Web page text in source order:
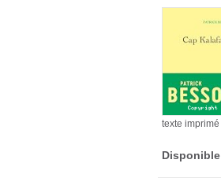
texte imprimé
Disponible